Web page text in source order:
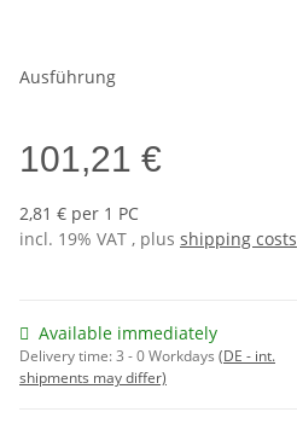
Ausführung
101,21 €
2,81 € per 1 PC
incl. 19% VAT , plus shipping costs
Available immediately
Delivery time:3 - 0 Workdays (DE - int.
shipments may differ)